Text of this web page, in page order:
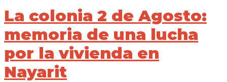
La colonia 2 de Agosto:
memoria de una lucha
por la vivienda en
Nayarit